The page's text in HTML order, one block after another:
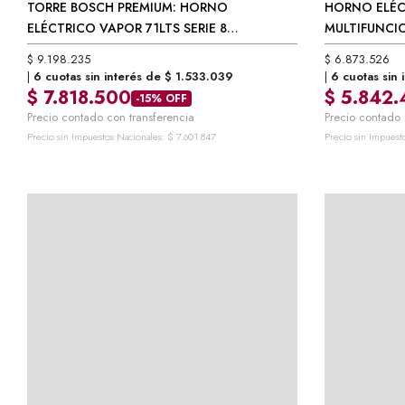
TORRE BOSCH PREMIUM: HORNO
ELÉCTRICO VAPOR 71LTS SERIE 8
(HRG7361B1) + MICROONDAS 36LTS SERIE 8
(CEG732XB1)
$ 9.198.235
Precio sin Impuestos Nacionales: $ 7.601.847
6 cuotas sin interés de $ 1.533.039
$ 7.818.500 -15% OFF
Precio contado con transferencia
(CEG732XB1)
$9.198.235
Precio sin Impuestos Nacionales:$ 7.601.847
6 cuotas sin interés de $1.533.039
$7.818.500 -15% OFF
Precio contado con transferencia
HORNO
(VBD5780S0)
$ 6.873.526
Precio sin
6 cuotas sin
$
Precio
$6.873.526
Precio sin
6 cuotas sin
$
Precio contado